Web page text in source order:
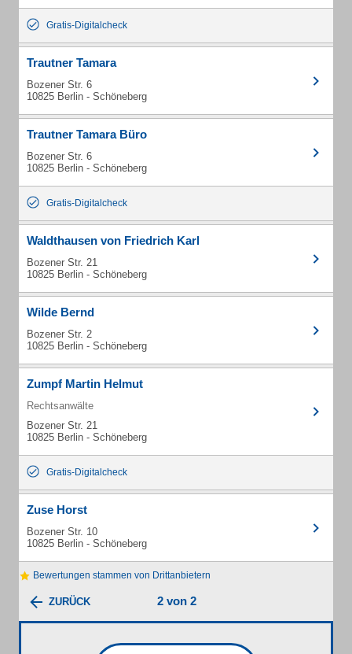
Gratis-Digitalcheck
Trautner Tamara
Bozener Str. 6
10825 Berlin - Schöneberg
Trautner Tamara Büro
Bozener Str. 6
10825 Berlin - Schöneberg
Gratis-Digitalcheck
Waldthausen von Friedrich Karl
Bozener Str. 21
10825 Berlin - Schöneberg
Wilde Bernd
Bozener Str. 2
10825 Berlin - Schöneberg
Zumpf Martin Helmut
Rechtsanwälte
Bozener Str. 21
10825 Berlin - Schöneberg
Gratis-Digitalcheck
Zuse Horst
Bozener Str. 10
10825 Berlin - Schöneberg
Bewertungen stammen von Drittanbietern
ZURÜCK 2 von 2